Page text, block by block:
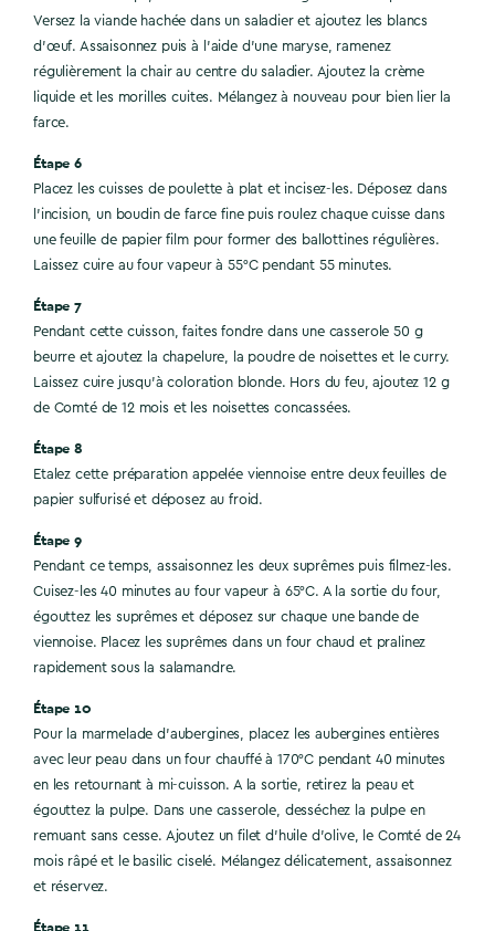
Versez la viande hachée dans un saladier et ajoutez les blancs
d’œuf. Assaisonnez puis à l’aide d’une maryse, ramenez
régulièrement la chair au centre du saladier. Ajoutez la crème
liquide et les morilles cuites. Mélangez à nouveau pour bien lier la
farce.
Étape 6
Placez les cuisses de poulette à plat et incisez-les. Déposez dans
l’incision, un boudin de farce fine puis roulez chaque cuisse dans
une feuille de papier film pour former des ballottines régulières.
Laissez cuire au four vapeur à 55°C pendant 55 minutes.
Étape 7
Pendant cette cuisson, faites fondre dans une casserole 50 g
beurre et ajoutez la chapelure, la poudre de noisettes et le curry.
Laissez cuire jusqu’à coloration blonde. Hors du feu, ajoutez 12 g
de Comté de 12 mois et les noisettes concassées.
Étape 8
Etalez cette préparation appelée viennoise entre deux feuilles de
papier sulfurisé et déposez au froid.
Étape 9
Pendant ce temps, assaisonnez les deux suprêmes puis filmez-les.
Cuisez-les 40 minutes au four vapeur à 65°C. A la sortie du four,
égouttez les suprêmes et déposez sur chaque une bande de
viennoise. Placez les suprêmes dans un four chaud et pralinez
rapidement sous la salamandre.
Étape 10
Pour la marmelade d’aubergines, placez les aubergines entières
avec leur peau dans un four chauffé à 170°C pendant 40 minutes
en les retournant à mi-cuisson. A la sortie, retirez la peau et
égouttez la pulpe. Dans une casserole, desséchez la pulpe en
remuant sans cesse. Ajoutez un filet d’huile d’olive, le Comté de 24
mois râpé et le basilic ciselé. Mélangez délicatement, assaisonnez
et réservez.
Étape 11